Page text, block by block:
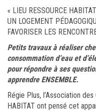
« LIEU RESSOURCE
UN LOGEMENT
FAVORISER LES
Petits travaux à réaliser
consommation d’eau et
pour répondre à ses
apprendre ENSEMBLE.
Régie Plus, l’Association
HABITAT ont pensé cet